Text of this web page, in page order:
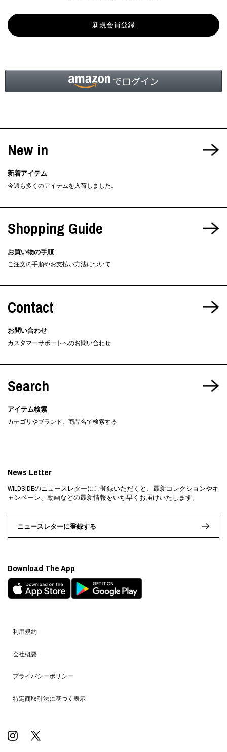
New in
新着アイテム
今週も多くのアイテムを入荷しました。
Shopping Guide
お買い物の手順
ご注文の手順やお支払い方法について
Contact
お問い合わせ
カスタマーサポートへのお問い合わせ
Search
アイテム検索
カテゴリやブランド、商品名で検索する
利用規約
会社概要
プライバシーポリシー
特定商取引法に基づく表示
News Letter
WILDSIDEのニュースレターにご登録いただくと、最新コレクションやキ
ャンペーン、動画などの最新情報をいち早くお届けいたします。
ニュースレターに登録する
Download The App